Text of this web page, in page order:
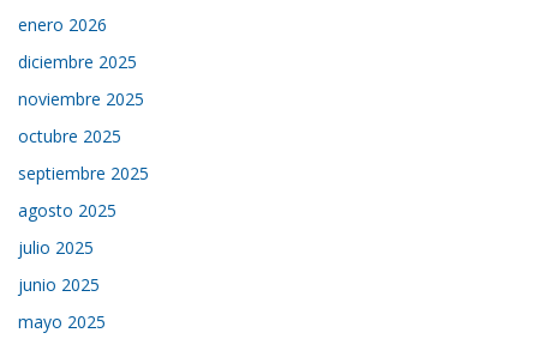
enero 2026
diciembre 2025
noviembre 2025
octubre 2025
septiembre 2025
agosto 2025
julio 2025
junio 2025
mayo 2025